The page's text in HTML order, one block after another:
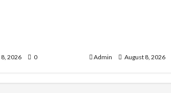
2026 0 Admin August 8, 2026